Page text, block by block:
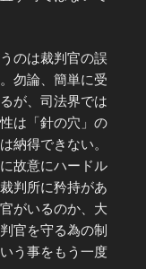
のは裁判官の誤
勿論、簡単に受
が、司法界では
は「針の穴」の
納得できない。
故意にハードル
判所に矜持があ
がいるのか、大
官を守る為の制
う事をもう一度